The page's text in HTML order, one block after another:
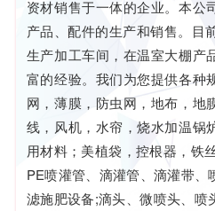
资材销售于一体的企业。本公
产品、配件的生产和销售。目
生产加工车间，在温室大棚产
富的经验。我们为您提供各种
网，薄膜，防虫网，地布，地
线，风机，水帘，烧水加温锅
用材料；美植袋，控根器，铁
PE喷灌管、滴灌管、滴灌带、
滤施肥设备;滴头、微喷头、喷